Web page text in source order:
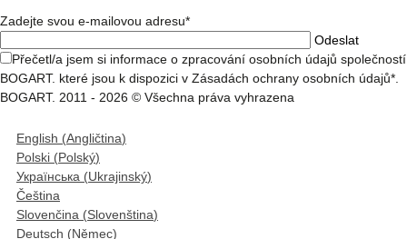
Zadejte svou e-mailovou adresu*
Přečetl/a jsem si informace o zpracování osobních údajů společností
BOGART. které jsou k dispozici v Zásadách ochrany osobních údajů*.
BOGART. 2011 - 2026 © Všechna práva vyhrazena
English (Angličtina)
Polski (Polský)
Українська (Ukrajinský)
Čeština
Slovenčina (Slovenština)
Deutsch (Němec)